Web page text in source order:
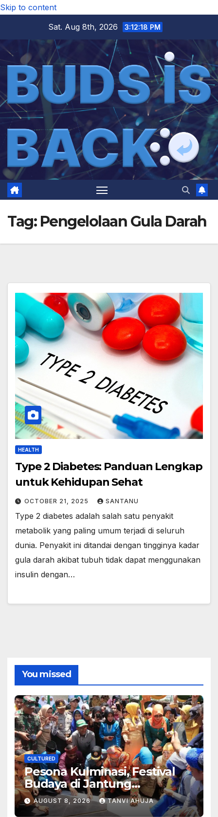
Skip to content
Sat. Aug 8th, 2026
3:12:19 PM
Tag: Pengelolaan Gula Darah
HEALTH
Type 2 Diabetes: Panduan Lengkap
untuk Kehidupan Sehat
OCTOBER 21, 2025 SANTANU
Type 2 diabetes adalah salah satu penyakit
metabolik yang paling umum terjadi di seluruh
dunia. Penyakit ini ditandai dengan tingginya kadar
gula darah akibat tubuh tidak dapat menggunakan
insulin dengan…
You missed
CULTURED
Pesona Kulminasi, Festival
Budaya di Jantung
Kalimantan
AUGUST 8, 2026 TANVI AHUJA